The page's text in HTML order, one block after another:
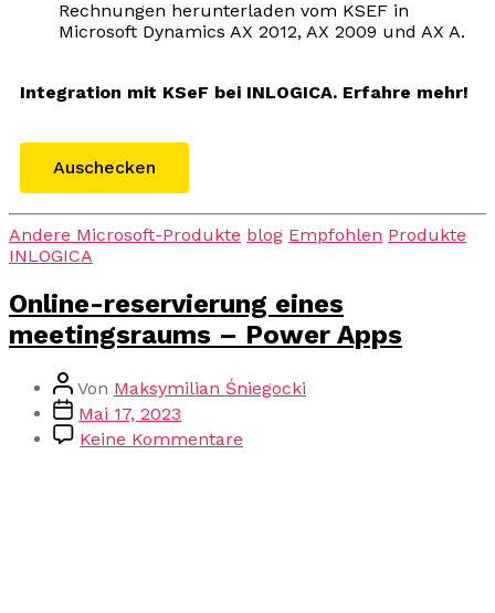
Rechnungen herunterladen vom KSEF in
Microsoft Dynamics AX 2012, AX 2009 und AX A.
Integration mit KSeF bei INLOGICA. Erfahre mehr!
Auschecken
Andere Microsoft-Produkte blog Empfohlen Produkte
INLOGICA
Online-reservierung eines
meetingsraums – Power Apps
Von Maksymilian Śniegocki
Mai 17, 2023
Keine Kommentare